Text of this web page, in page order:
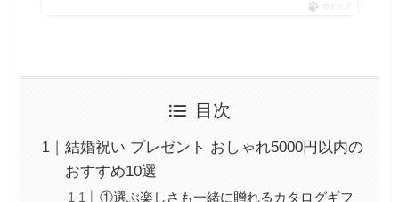
ポチップ
目次
結婚祝い プレゼント おしゃれ5000円以内の
おすすめ10選
①選ぶ楽しさも一緒に贈れるカタログギフ